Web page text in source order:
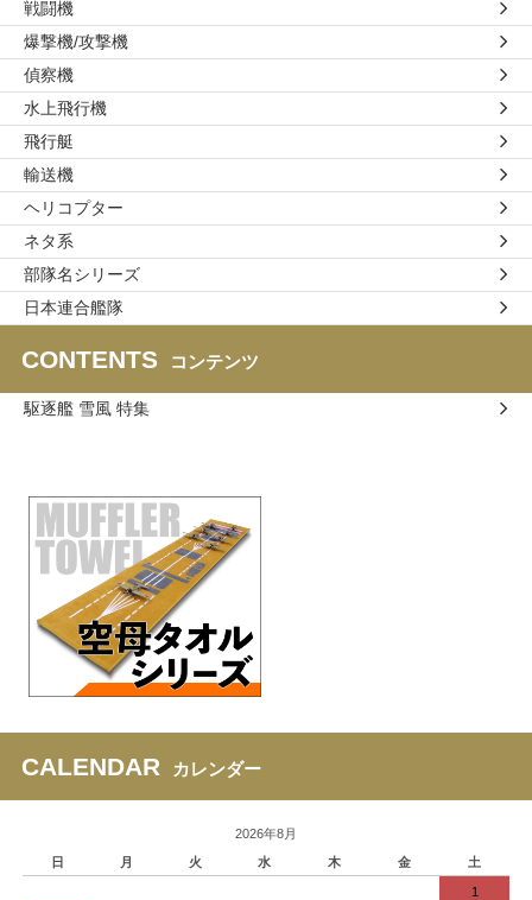
戦闘機
爆撃機/攻撃機
偵察機
水上飛行機
飛行艇
輸送機
ヘリコプター
ネタ系
部隊名シリーズ
日本連合艦隊
CONTENTS コンテンツ
駆逐艦 雪風 特集
CALENDAR カレンダー
2026年8月
日
月 火 水 木 金 土
1